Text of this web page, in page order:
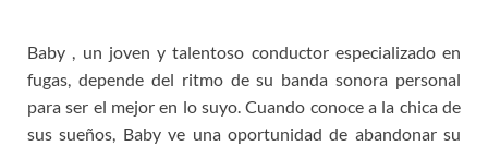
Baby , un joven y talentoso conductor especializado en
fugas, depende del ritmo de su banda sonora personal
para ser el mejor en lo suyo. Cuando conoce a la chica de
sus sueños, Baby ve una oportunidad de abandonar su